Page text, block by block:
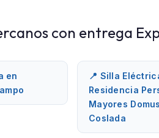
con entrega
en
📍 Silla
Residencia
Mayores
Coslada